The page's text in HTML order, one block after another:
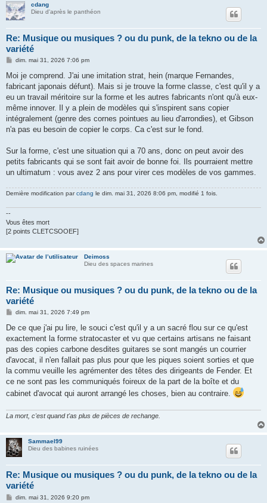
cdang
Dieu d'après le panthéon
Re: Musique ou musiques ? ou du punk, de la tekno ou de la
variété
M
s
a
g
dim. mai 31, 2026 7:06 pm
Moi je comprend. J'ai une imitation strat, hein (marque Fernandes,
fabricant japonais défunt). Mais si je trouve la forme classe, c'est qu'il y a
eu un travail méritoire sur la forme et les autres fabricants n'ont qu'à eux-
même innover. Il y a plein de modèles qui s'inspirent sans copier
intégralement (genre des cornes pointues au lieu d'arrondies), et Gibson
n'a pas eu besoin de copier le corps. Ca c'est sur le fond.
Sur la forme, c'est une situation qui a 70 ans, donc on peut avoir des
petits fabricants qui se sont fait avoir de bonne foi. Ils pourraient mettre
un ultimatum : vous avez 2 ans pour virer ces modèles de vos gammes.
Dernière modification parcdang le dim. mai 31, 2026 8:06 pm, modifié 1 fois.
--
Vous êtes mort
[2 points CLETCSOOEF]
Deimoss
Dieu des spaces marines
Re: Musique ou musiques ? ou du punk, de la tekno ou de la
variété
M
s
a
g
dim. mai 31, 2026 7:49 pm
De ce que j'ai pu lire, le souci c'est qu'il y a un sacré flou sur ce qu'est
exactement la forme stratocaster et vu que certains artisans ne faisant
pas des copies carbone desdites guitares se sont mangés un courrier
d'avocat, il n'en fallait pas plus pour que les piques soient sorties et que
la commu veuille les agrémenter des têtes des dirigeants de Fender. Et
ce ne sont pas les communiqués foireux de la part de la boîte et du
cabinet d'avocat qui auront arrangé les choses, bien au contraire.
La mort, c'est quand t'as plus de pièces de rechange.
Sammael99
Dieu des babines ruinées
Re: Musique ou musiques ? ou du punk, de la tekno ou de la
variété
Mdim. mai 31, 2026 9:20 pm